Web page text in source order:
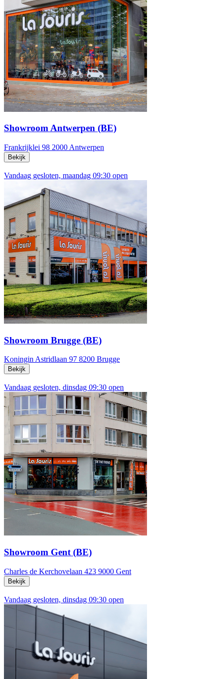
Showroom Antwerpen (BE)
Frankrijklei 98 2000 Antwerpen
Bekijk
Vandaag gesloten, maandag 09:30 open
Showroom Brugge (BE)
Koningin Astridlaan 97 8200 Brugge
Bekijk
Vandaag gesloten, dinsdag 09:30 open
Showroom Gent (BE)
Charles de Kerchovelaan 423 9000 Gent
Bekijk
Vandaag gesloten, dinsdag 09:30 open